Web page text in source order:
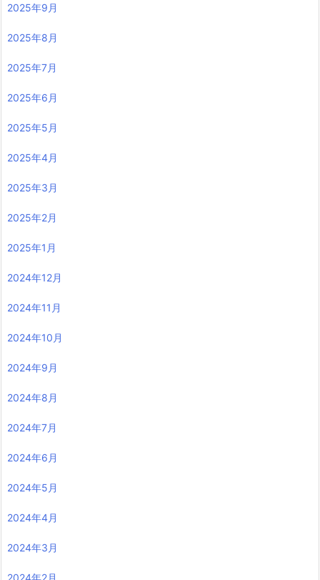
2025年9月
2025年8月
2025年7月
2025年6月
2025年5月
2025年4月
2025年3月
2025年2月
2025年1月
2024年12月
2024年11月
2024年10月
2024年9月
2024年8月
2024年7月
2024年6月
2024年5月
2024年4月
2024年3月
2024年2月